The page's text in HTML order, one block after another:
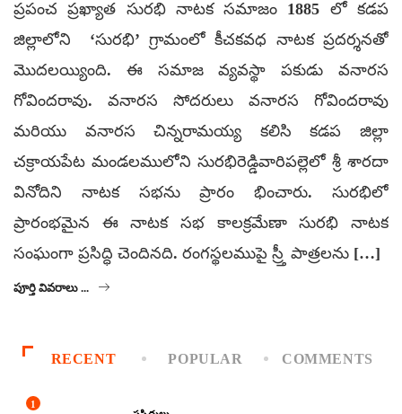
ప్రపంచ ప్రఖ్యాత సురభి నాటక సమాజం 1885 లో కడప
జిల్లాలోని ‘సురభి’ గ్రామంలో కీచకవధ నాటక ప్రదర్శనతో
మొదలయ్యింది. ఈ సమాజ వ్యవస్థా పకుడు వనారస
గోవిందరావు. వనారస సోదరులు వనారస గోవిందరావు
మరియు వనారస చిన్నరామయ్య కలిసి కడప జిల్లా
చక్రాయపేట మండలములోని సురభిరెడ్డివారిపల్లెలో శ్రీ శారదా
వినోదిని నాటక సభను ప్రారం భించారు. సురభిలో
ప్రారంభమైన ఈ నాటక సభ కాలక్రమేణా సురభి నాటక
సంఘంగా ప్రసిద్ధి చెందినది. రంగస్థలముపై స్ర్తీ పాత్రలను […]
పూర్తి వివరాలు ...
RECENT POPULAR COMMENTS
1